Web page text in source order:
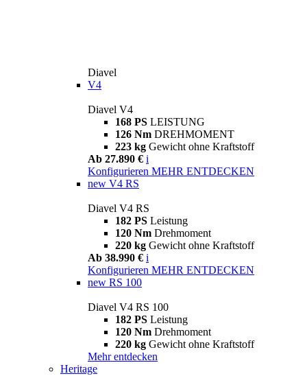
Diavel
V4
Diavel V4
168 PS LEISTUNG
126 Nm DREHMOMENT
223 kg Gewicht ohne Kraftstoff
Ab 27.890 € i
Konfigurieren MEHR ENTDECKEN
new V4 RS
Diavel V4 RS
182 PS Leistung
120 Nm Drehmoment
220 kg Gewicht ohne Kraftstoff
Ab 38.990 € i
Konfigurieren MEHR ENTDECKEN
new RS 100
Diavel V4 RS 100
182 PS Leistung
120 Nm Drehmoment
220 kg Gewicht ohne Kraftstoff
Mehr entdecken
Heritage